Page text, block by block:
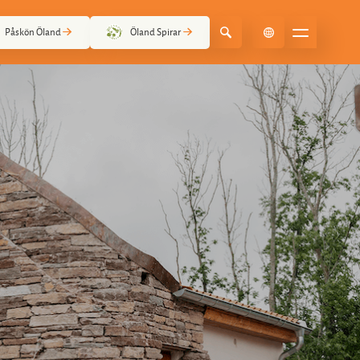
Påskön Öland Öland Spirar
Select Language ▼